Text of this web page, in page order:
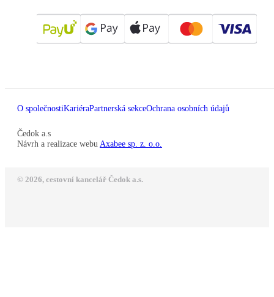
O společnostiKariéraPartnerská sekceOchrana osobních údajů
Čedok a.s
Návrh a realizace webu Axabee sp. z. o.o.
© 2026, cestovní kancelář Čedok a.s.